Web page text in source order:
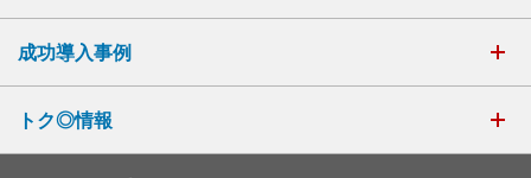
成功導入事例
トク◎情報